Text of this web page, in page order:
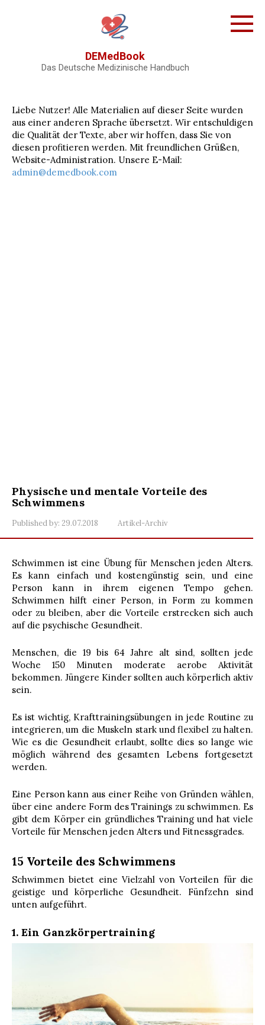
DEMedBook
Das Deutsche Medizinische Handbuch
Liebe Nutzer! Alle Materialien auf dieser Seite wurden
aus einer anderen Sprache übersetzt. Wir entschuldigen
die Qualität der Texte, aber wir hoffen, dass Sie von
diesen profitieren werden. Mit freundlichen Grüßen,
Website-Administration. Unsere E-Mail:
admin@demedbook.com
Physische und mentale Vorteile des
Schwimmens
Published by: 29.07.2018 Artikel-Archiv
Schwimmen ist eine Übung für Menschen jeden Alters.
Es kann einfach und kostengünstig sein, und eine
Person kann in ihrem eigenen Tempo gehen.
Schwimmen hilft einer Person, in Form zu kommen
oder zu bleiben, aber die Vorteile erstrecken sich auch
auf die psychische Gesundheit.
Menschen, die 19 bis 64 Jahre alt sind, sollten jede
Woche 150 Minuten moderate aerobe Aktivität
bekommen. Jüngere Kinder sollten auch körperlich aktiv
sein.
Es ist wichtig, Krafttrainingsübungen in jede Routine zu
integrieren, um die Muskeln stark und flexibel zu halten.
Wie es die Gesundheit erlaubt, sollte dies so lange wie
möglich während des gesamten Lebens fortgesetzt
werden.
Eine Person kann aus einer Reihe von Gründen wählen,
über eine andere Form des Trainings zu schwimmen. Es
gibt dem Körper ein gründliches Training und hat viele
Vorteile für Menschen jeden Alters und Fitnessgrades.
15 Vorteile des Schwimmens
Schwimmen bietet eine Vielzahl von Vorteilen für die
geistige und körperliche Gesundheit. Fünfzehn sind
unten aufgeführt.
1. Ein Ganzkörpertraining